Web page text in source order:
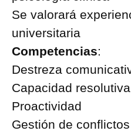
Se valorará
universitaria
Competencias:
Destreza
Capacidad resolutiva
Proactividad
Gestión de conflictos